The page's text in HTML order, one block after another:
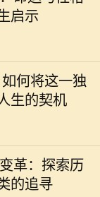
启示
为是智慧与敏
何将这一独
生的契机
期常常被用作
。1987年8月11
独特的命格，这
关系，还有潜
革：探索历
的追寻
历史节点，它标
化、科学和文化
农业社会向工
人类对生活及